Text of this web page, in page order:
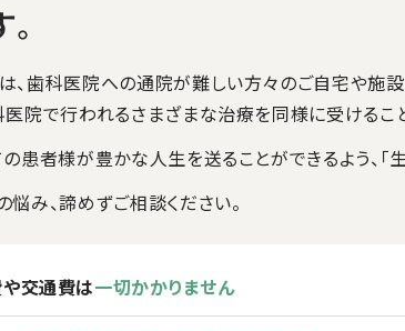
、歯科医院への通院が難しい方々のご自宅や施
医院で行われるさまざまな治療を同様に受けるこ
患者様が豊かな人生を送ることができるよう、「
み、諦めずご相談ください。
交通費は一切かかりません